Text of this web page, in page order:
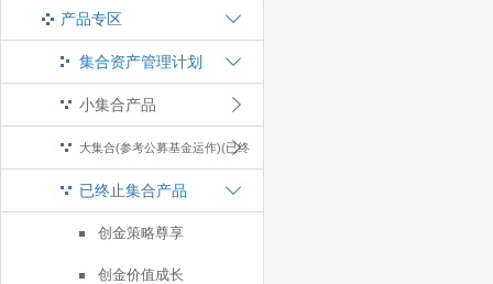
产品专区
集合资产管理计划
小集合产品
大集合(参考公募基金运作)(已终
止)
已终止集合产品
创金策略尊享
创金价值成长